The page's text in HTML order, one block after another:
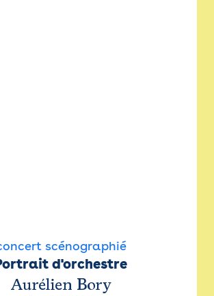
scénographié
d'orchestre
Aurélien Bory